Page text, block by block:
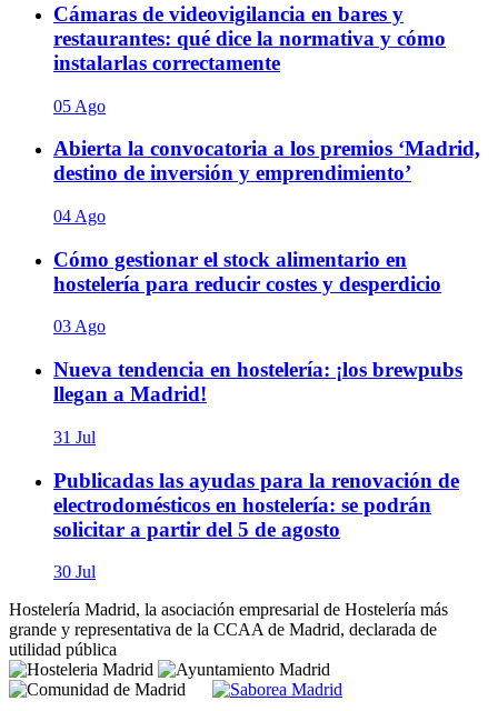
Cámaras de videovigilancia en bares y
restaurantes: qué dice la normativa y cómo
instalarlas correctamente
05 Ago
Abierta la convocatoria a los premios ‘Madrid,
destino de inversión y emprendimiento’
04 Ago
Cómo gestionar el stock alimentario en
hostelería para reducir costes y desperdicio
03 Ago
Nueva tendencia en hostelería: ¡los brewpubs
llegan a Madrid!
31 Jul
Publicadas las ayudas para la renovación de
electrodomésticos en hostelería: se podrán
solicitar a partir del 5 de agosto
30 Jul
Hostelería Madrid, la asociación empresarial de Hostelería más
grande y representativa de la CCAA de Madrid, declarada de
utilidad pública